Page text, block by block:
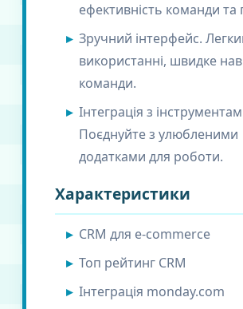
ефективність команди та
Зручний інтерфейс.
використанні, швидке
команди.
Інтеграція з
Поєднуйте з улюбленими
додатками для роботи.
Характеристики
CRM для e-commerce
Топ рейтинг CRM
Інтеграція monday.com